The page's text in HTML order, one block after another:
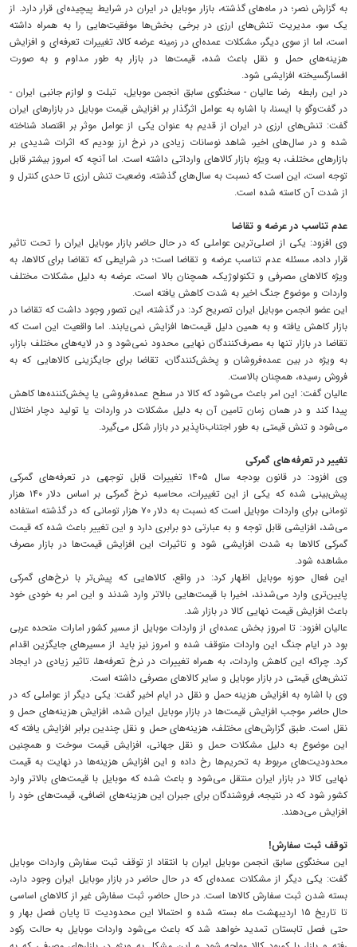
به گزارش نصر؛ ‌در ماه‌های گذشته، بازار موبایل در ایران در شرایط پیچیده‌ای قرار دارد. از
یک سو، مدیریت تنش‌های ارزی در برخی بخش‌ها موفقیت‌هایی را به همراه داشته
است، اما از سوی دیگر، مشکلات عمده‌ای در زمینه عرضه کالا، تغییرات تعرفه‌ای و افزایش
هزینه‌های حمل و نقل باعث شده، قیمت‌ها در بازار به طور مداوم و به صورت
افسارگسیخته افزایشی شود.
در این رابطه رضا عالیان - سخنگوی سابق انجمن موبایل، تبلت و لوازم جانبی ایران -
در گفت‌وگو با ایسنا، با اشاره به عوامل اثرگذار بر افزایش قیمت موبایل در بازارهای ایران
گفت: تنش‌های ارزی در ایران از قدیم به عنوان یکی از عوامل موثر بر اقتصاد شناخته
شده‌ و در سال‌های اخیر، شاهد نوسانات زیادی در نرخ ارز بودیم که اثرات شدیدی بر
بازارهای مختلف، به ویژه بازار کالاهای وارداتی داشته است. اما آنچه که امروز بیشتر قابل
توجه است، این است که نسبت به سال‌های گذشته، وضعیت تنش ارزی تا حدی کنترل و
از شدت آن کاسته شده است.
عدم تناسب در عرضه و تقاضا
وی افزود: یکی از اصلی‌ترین عواملی که در حال حاضر بازار موبایل ایران را تحت تاثیر
قرار داده، مسئله عدم تناسب عرضه و تقاضا است؛ در شرایطی که تقاضا برای کالاها، به
ویژه کالاهای مصرفی و تکنولوژیک، همچنان بالا است، عرضه به دلیل مشکلات مختلف
واردات و موضوع جنگ اخیر به شدت کاهش یافته است.
این عضو انجمن موبایل ایران تصریح کرد: در گذشته، این تصور وجود داشت که تقاضا در
بازار کاهش یافته و به همین دلیل قیمت‌ها افزایش نمی‌یابند. اما واقعیت این است که
تقاضا در بازار تنها به مصرف‌کنندگان نهایی محدود نمی‌شود و در لایه‌های مختلف بازار،
به ویژه در بین عمده‌فروشان و پخش‌کنندگان، تقاضا برای جایگزینی کالاهایی که به
فروش رسیده، همچنان بالاست.
عالیان گفت: این امر باعث می‌شود که کالا در سطح عمده‌فروشی یا پخش‌کننده‌ها کاهش
پیدا کند و در همان زمان تامین آن به دلیل مشکلات در واردات یا تولید دچار اختلال
می‌شود و تنش قیمتی به طور اجتناب‌ناپذیر در بازار شکل می‌گیرد.
تغییر در تعرفه‌های گمرکی
وی افزود: در قانون بودجه سال ۱۴۰۵ تغییرات قابل توجهی در تعرفه‌های گمرکی
پیش‌بینی شده که یکی از این تغییرات، محاسبه نرخ گمرکی بر اساس دلار ۱۴۰ هزار
تومانی برای واردات موبایل است که نسبت به دلار ۷۰ هزار تومانی که در گذشته استفاده
می‌شد، افزایشی قابل توجه و به عبارتی دو برابری دارد و این تغییر باعث شده که قیمت
گمرکی کالاها به شدت افزایشی شود و تاثیرات این افزایش قیمت‌ها در بازار مصرف
مشاهده شود.
این فعال حوزه موبایل اظهار کرد: در واقع، کالاهایی که پیش‌تر با نرخ‌های گمرکی
پایین‌تری وارد می‌شدند، اخیرا با قیمت‌هایی بالاتر وارد شدند و این امر به خودی خود
باعث افزایش قیمت نهایی کالا در بازار شد.
عالیان افزود: تا امروز بخش عمده‌ای از واردات موبایل از مسیر کشور امارات متحده عربی
بود در ایام جنگ این واردات متوقف شده و امروز نیز باید از مسیرهای جایگزین اقدام
کرد. چراکه این کاهش واردات، به همراه تغییرات در نرخ تعرفه‌ها، تاثیر زیادی در ایجاد
تنش‌های قیمتی در بازار موبایل و سایر کالاهای مصرفی داشته است.
وی با اشاره به افزایش هزینه حمل و نقل در ایام اخیر گفت: یکی دیگر از عواملی که در
حال حاضر موجب افزایش قیمت‌ها در بازار موبایل ایران شده، افزایش هزینه‌های حمل و
نقل است. طبق گزارش‌های مختلف، هزینه‌های حمل و نقل چندین برابر افزایش یافته که
این موضوع به دلیل مشکلات حمل و نقل جهانی، افزایش قیمت سوخت و همچنین
محدودیت‌های مربوط به تحریم‌ها رخ داده و این افزایش هزینه‌ها در نهایت به قیمت
نهایی کالا در بازار ایران منتقل می‌شود و باعث شده که موبایل با قیمت‌های بالاتر وارد
کشور شود که در نتیجه، فروشندگان برای جبران این هزینه‌های اضافی، قیمت‌های خود را
افزایش می‌دهند.
توقف ثبت سفارش!
این سخنگوی سابق انجمن موبایل ایران با انتقاد از توقف ثبت سفارش واردات موبایل
گفت: یکی دیگر از مشکلات عمده‌ای که در حال حاضر در بازار موبایل ایران وجود دارد،
بسته شدن ثبت سفارش کالاها است. در حال حاضر، ثبت سفارش غیر از کالاهای اساسی
تا تاریخ ۱۵ اردیبهشت ماه بسته شده و احتمالا این محدودیت تا پایان فصل بهار و
حتی فصل تابستان تمدید خواهد شد که باعث می‌شود واردات موبایل به حالت رکود